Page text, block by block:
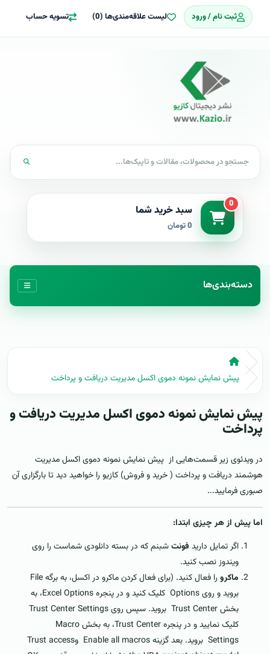
ثبت نام / ورود لیست علاقه‌مندی‌ها (0) تسویه حساب
0 سبد خرید شما
0 تومان
دسته‌بندی‌ها
پیش نمایش نمونه دموی اکسل مدیریت دریافت و پرداخت
پیش نمایش نمونه دموی اکسل مدیریت دریافت و
پرداخت
در ویدئوی زیر قسمت‌هایی از پیش نمایش نمونه دموی اکسل مدیریت
هوشمند دریافت و پرداخت ( خرید و فروش) کازیو را خواهید دید تا بارگزاری آن
صبوری فرمایید...
اما پیش از هر چیزی ابتدا:
اگر تمایل دارید فونتشبنم که در بسته دانلودی شماست را روی
ویندوز نصب کنید.
ماکرو
را فعال کنید. (برای فعال کردن ماکرو در اکسل، به برگه File
بروید و روی Options کلیک کنید و در پنجره Excel Options، به
کلیک نمایید و در پنجره Trust Center، به بخش Macro
Settings بروید. بعد گزینه Enable all macros وTrust access